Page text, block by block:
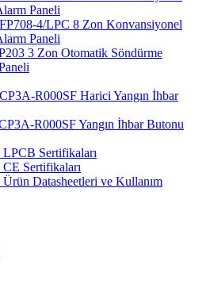
Paneli
4/LPC 8 Zon Konvansiyonel
Paneli
3 Zon Otomatik Söndürme
R000SF Harici Yangın İhbar
R000SF Yangın İhbar Butonu
LPCB Sertifikaları
CE Sertifikaları
Ürün Datasheetleri ve Kullanım